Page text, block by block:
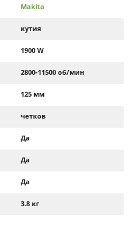
Makita
кутия
1900 W
2800-11500 об/мин
125 мм
четков
Да
Да
Да
3.8 кг